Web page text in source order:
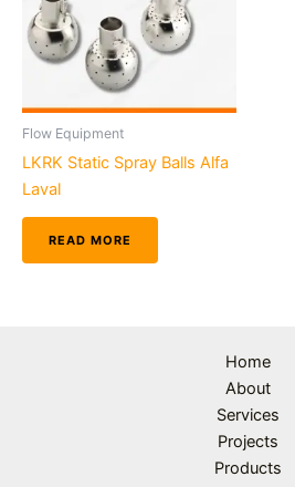
Flow Equipment
LKRK Static Spray Balls Alfa
Laval
READ MORE
Home
About
Services
Projects
Products